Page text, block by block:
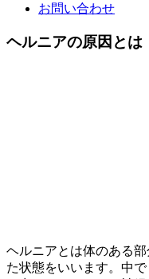
お問い合わせ
ヘルニアの原因とは
ヘルニアとは体のある
た状態をいいます。中